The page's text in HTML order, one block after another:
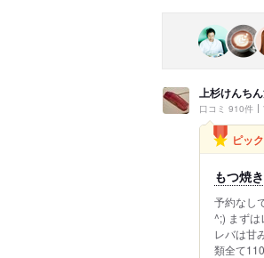
上杉けんち
口コミ 910件
ピッ
もつ焼
予約なし
^;) まずは
レバは甘
類全て